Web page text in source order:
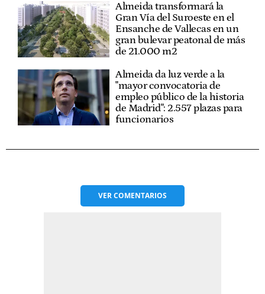
Almeida transformará la
Gran Vía del Suroeste en el
Ensanche de Vallecas en un
gran bulevar peatonal de más
de 21.000 m2
Almeida da luz verde a la
"mayor convocatoria de
empleo público de la historia
de Madrid": 2.557 plazas para
funcionarios
VERCOMENTARIOS